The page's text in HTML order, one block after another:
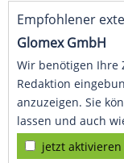
Empfohlener
Glomex GmbH
Wir benötigen Ihre
Redaktion
anzuzeigen. Sie
lassen und auch
jetzt aktivieren